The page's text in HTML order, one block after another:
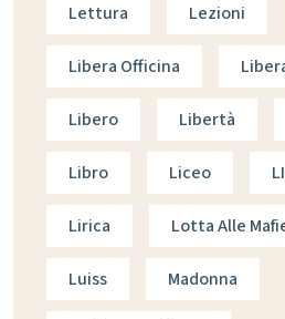
Lettura Lezioni
Libera Officina
Libero Libertà
Libro Liceo
Lirica Lotta Alle
Luiss Madonna